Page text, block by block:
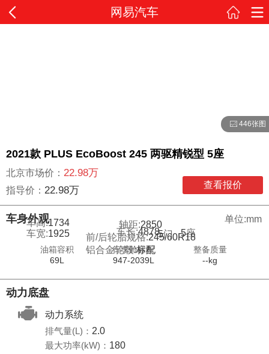
网易汽车
446张图
2021款 PLUS EcoBoost 245 两驱精锐型 5座
北京市场价： 22.98万
指导价： 22.98万 查看报价
车身外观
单位:mm
车长:4878
车宽:1925 5座
5门
车高:1734 轴距:2850
前/后轮胎规格:245/60R18
铝合金轮毂:标配
油箱容积
69L
行李舱容积
947-2039L
整备质量
--kg
动力底盘
动力系统
排气量(L)： 2.0
最大功率(kW)： 180